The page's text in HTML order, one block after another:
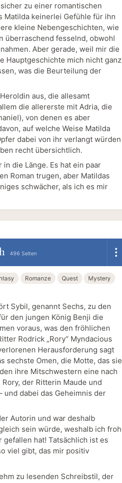
zu einer romantischen
Matilda keinerlei Gefühle für ihn
kleine Nebengeschichten, wie
überraschend fesselnd, obwohl
Aber gerade, weil mir die
Hauptgeschichte mich nicht ganz
was die Beurteilung der
aus, die allesamt
die allererste mit Adria, die
von denen es aber
auf welche Weise Matilda
dabei von ihr verlangt würden
recht übersichtlich.
die Länge. Es hat ein paar
Roman trugen, aber Matildas
schwächer, als ich es mir
496 Seiten
Romanze Quest
Mystery
Sybil, genannt Sechs, zu den
den jungen König Benji die
voraus, was den fröhlichen
Rodrick „Rory“ Myndacious
Herausforderung sagt
sechste Omen, die Motte, das sie
ihre Mitschwestern eine nach
der Ritterin Maude und
und dabei das Geheimnis der
Autorin und war deshalb
sein würde, weshalb ich froh
hat! Tatsächlich ist es
viel gibt, das mir positiv
zu lesenden Schreibstil, der